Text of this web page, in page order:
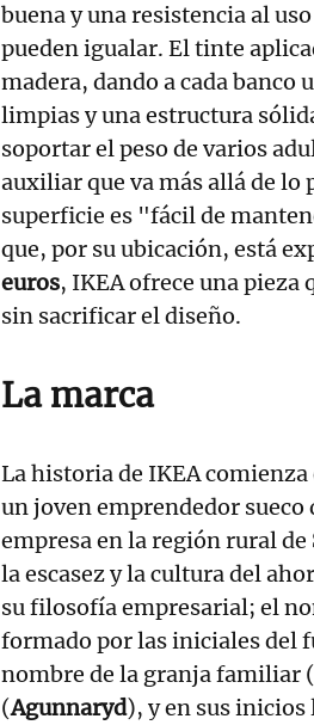
buena y una resistencia al
pueden igualar. El tinte
madera, dando a cada banco
limpias y una estructura
soportar el peso de varios
auxiliar que va más allá de
superficie es "fácil de
que, por su ubicación, está
euros, IKEA ofrece una pieza
sin sacrificar el diseño.
La marca
La historia de IKEA comienza
un joven emprendedor sueco
empresa en la región rural de
la escasez y la cultura del
su filosofía empresarial; el
formado por las iniciales del
nombre de la granja familiar (
(Agunnaryd), y en sus